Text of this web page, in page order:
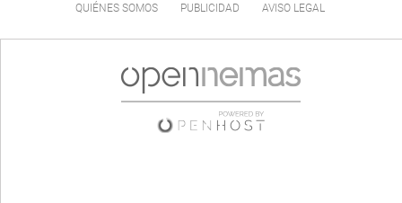
QUIÉNES SOMOS PUBLICIDAD AVISO LEGAL